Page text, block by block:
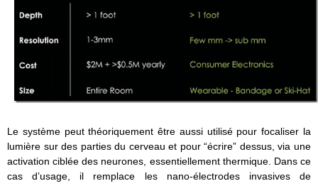
Le système peut théoriquement être aussi utilisé pour focaliser la
lumière sur des parties du cerveau et pour “écrire” dessus, via une
activation ciblée des neurones, essentiellement thermique. Dans ce
cas d’usage, il remplace les nano-électrodes invasives de